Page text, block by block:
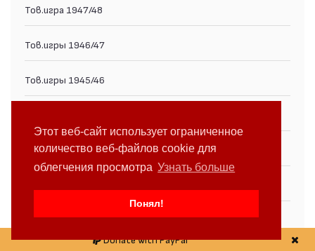
Этот веб-сайт использует ограниченное
количество веб-файлов cookie для
облегчения просмотра Узнать больше
Понял!
Тов.игра 1947/48
Тов.игры 1946/47
Тов.игры 1945/46
Тов.игры 1944/45
Тов.игры 1942/43
Donate with PayPal